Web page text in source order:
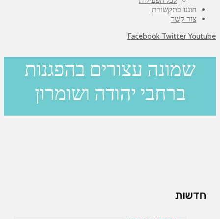
חוננו בתקשורת
צור קשר
Facebook Twitter Youtube
שמונה עצורים בהפגנות
ברחבי יהודה ושומרון
חדשות